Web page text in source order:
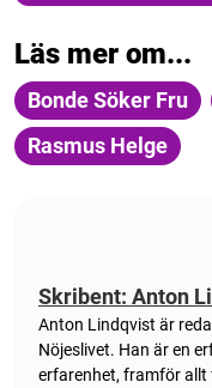
Läs mer om...
Bonde Söker Fru
Rasmus Helge
Skribent: Anton
Anton Lindqvist är
Nöjeslivet. Han är en
erfarenhet, framför allt